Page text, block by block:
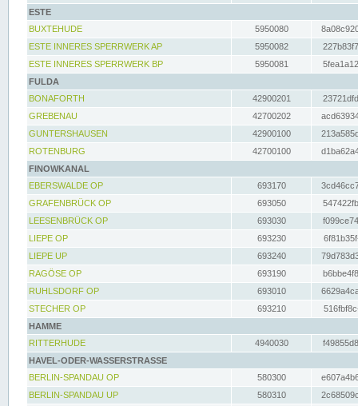
ESTE
BUXTEHUDE
5950080
ESTE INNERES SPERRWERK AP
5950082
ESTE INNERES SPERRWERK BP
5950081
FULDA
BONAFORTH
42900201
GREBENAU
42700202
GUNTERSHAUSEN
42900100
ROTENBURG
42700100
FINOWKANAL
EBERSWALDE OP
693170
GRAFENBRÜCK OP
693050
LEESENBRÜCK OP
693030
LIEPE OP
693230
LIEPE UP
693240
RAGÖSE OP
693190
RUHLSDORF OP
693010
STECHER OP
693210
HAMME
RITTERHUDE
4940030
HAVEL-ODER-WASSERSTRASSE
BERLIN-SPANDAU OP
580300
BERLIN-SPANDAU UP
580310